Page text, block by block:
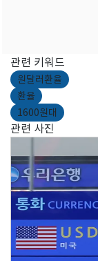
관련 키워드
원달러환율
환율
1600원대
관련 사진